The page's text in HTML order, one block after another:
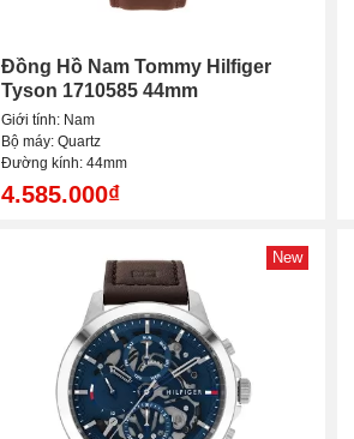
Đồng Hồ Nam Tommy Hilfiger
Tyson 1710585 44mm
Giới tính: Nam
Bộ máy: Quartz
Đường kính: 44mm
4.585.000₫
New